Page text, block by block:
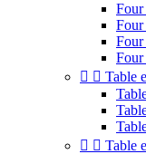
Four
Four
Four
Four
  Table
  Table